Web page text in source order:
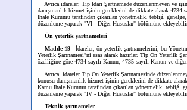
Ayrıca idareler, Tip İdari Şartnamede düzenlenmeyen ve
danışmanlık hizmet işinin gereklerini de dikkate alarak
İhale Kurumu tarafından çıkarılan yönetmelik, tebliğ,
düzenleme yaparak "VI - Diğer Hususlar" bölümüne
Ön yeterlik şartnameleri
Madde 19 - İdareler, ön yeterlik şartnamelerini, bu
Yeterlik Şartnamesi"ni esas alarak hazırlar. Tip Ön Yeterlik
özelliğine göre 4734 sayılı Kanun, 4735 sayılı Kanun ve
Ayrıca, idareler Tip Ön Yeterlik Şartnamesinde
konusu danışmanlık hizmet işinin gereklerini de dikkate
Kamu İhale Kurumu tarafından çıkarılan yönetmelik, tebliğ,
düzenleme yaparak "IV - Diğer Hususlar" bölümüne
Teknik şartnameler